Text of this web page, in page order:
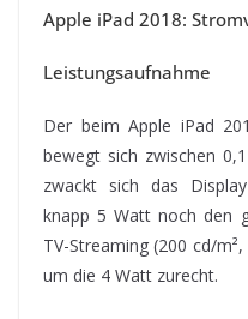
Apple iPad 2018:
Leistungsaufnahme
Der beim Apple iPad
bewegt sich zwischen
zwackt sich das
knapp 5 Watt noch den
TV-Streaming (200 cd/
um die 4 Watt zurecht.